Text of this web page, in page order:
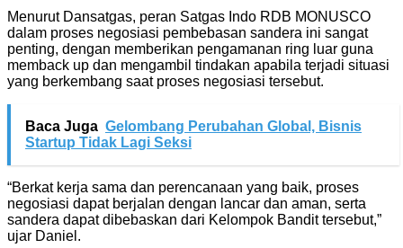
Menurut Dansatgas, peran Satgas Indo RDB MONUSCO
dalam proses negosiasi pembebasan sandera ini sangat
penting, dengan memberikan pengamanan ring luar guna
memback up dan mengambil tindakan apabila terjadi situasi
yang berkembang saat proses negosiasi tersebut.
Baca Juga Gelombang Perubahan Global, Bisnis
Startup Tidak Lagi Seksi
“Berkat kerja sama dan perencanaan yang baik, proses
negosiasi dapat berjalan dengan lancar dan aman, serta
sandera dapat dibebaskan dari Kelompok Bandit tersebut,”
ujar Daniel.